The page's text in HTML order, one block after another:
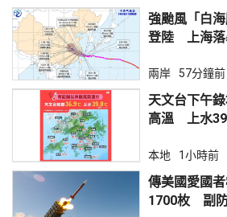
強颱風「白
登陸 上海落
兩岸 57分鐘前
天文台下午
高溫 上水
本地 1小時前
傳美國愛國
1700枚 副